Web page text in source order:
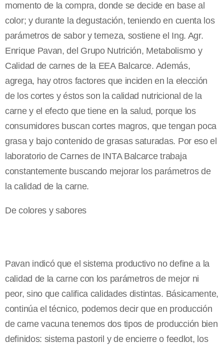
momento de la compra, donde se decide en base al
color; y durante la degustación, teniendo en cuenta los
parámetros de sabor y terneza, sostiene el Ing. Agr.
Enrique Pavan, del Grupo Nutrición, Metabolismo y
Calidad de carnes de la EEA Balcarce. Además,
agrega, hay otros factores que inciden en la elección
de los cortes y éstos son la calidad nutricional de la
carne y el efecto que tiene en la salud, porque los
consumidores buscan cortes magros, que tengan poca
grasa y bajo contenido de grasas saturadas. Por eso el
laboratorio de Carnes de INTA Balcarce trabaja
constantemente buscando mejorar los parámetros de
la calidad de la carne.
De colores y sabores
Pavan indicó que el sistema productivo no define a la
calidad de la carne con los parámetros de mejor ni
peor, sino que califica calidades distintas. Básicamente,
continúa el técnico, podemos decir que en producción
de carne vacuna tenemos dos tipos de producción bien
definidos: sistema pastoril y de encierre o feedlot, los